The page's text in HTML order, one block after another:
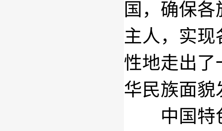
国，确保
主人，实
性地走出了
华民族面
中国特色